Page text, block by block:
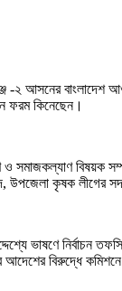
-২ আসনের বাংলাদেশ
ফরম কিনেছেন।
ও সমাজকল্যাণ বিষয়ক
কৃষক লীগের
ভাষণে নির্বাচন
আদেশের বিরুদ্ধে